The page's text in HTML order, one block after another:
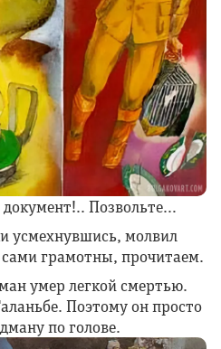
Позвольте…
усмехнувшись, молвил
грамотны, прочитаем.
умер легкой смертью.
Поэтому он просто
по голове.